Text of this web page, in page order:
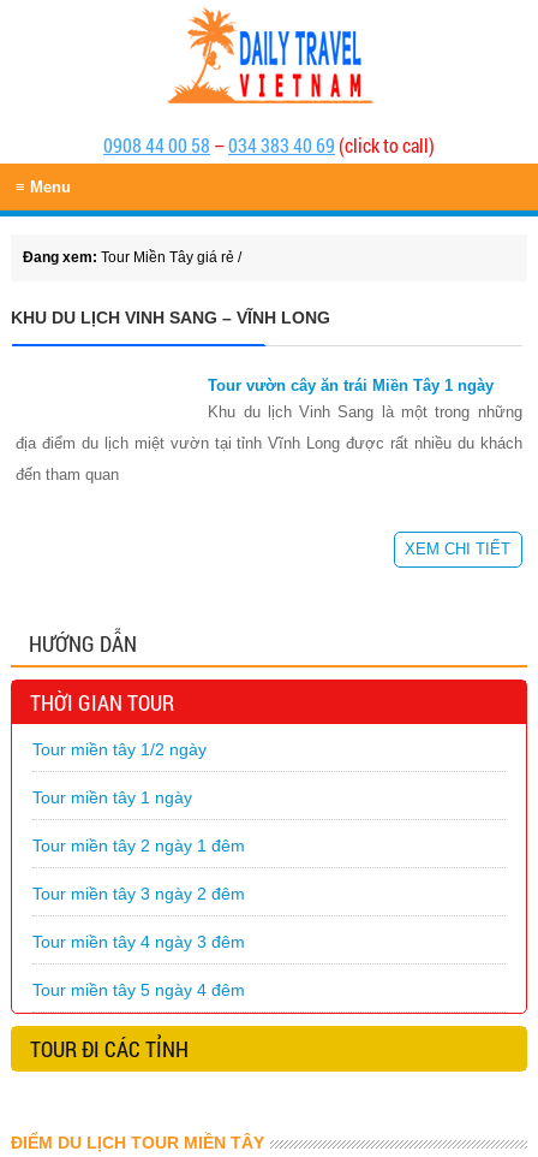
0908 44 00 58 –034 383 40 69 (click to call)
≡ Menu
Đang xem: Tour Miền Tây giá rẻ /
KHU DU LỊCH VINH SANG – VĨNH LONG
Tour vườn cây ăn trái Miền Tây 1 ngày
Khu du lịch Vinh Sang là một trong những
địa điểm du lịch miệt vườn tại tỉnh Vĩnh Long được rất nhiều du khách
đến tham quan
XEM CHI TIẾT
HƯỚNG DẪN
THỜI GIAN TOUR
Tour miền tây 1/2 ngày
Tour miền tây 1 ngày
Tour miền tây 2 ngày 1 đêm
Tour miền tây 3 ngày 2 đêm
Tour miền tây 4 ngày 3 đêm
Tour miền tây 5 ngày 4 đêm
TOUR ĐI CÁC TỈNH
ĐIỂM DU LỊCH TOUR MIỀN TÂY